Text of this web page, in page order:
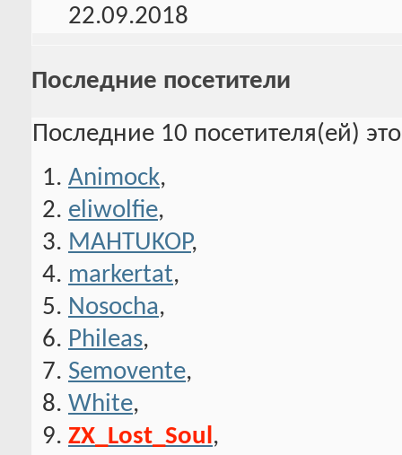
22.09.2018
Последние посетители
Последние 10 посетителя(ей)
Animock,
eliwolfie,
MAHTUKOP,
markertat,
Nosocha,
Phileas,
Semovente,
White,
ZX_Lost_Soul ,